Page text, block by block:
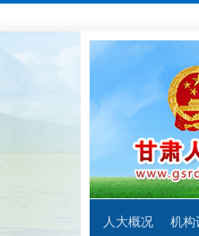
人大概况
机构